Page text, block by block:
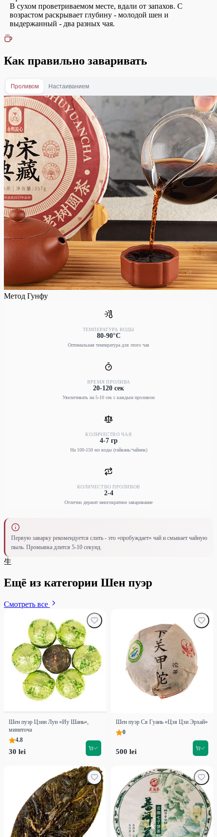
В сухом проветриваемом месте, вдали от запахов. С
возрастом раскрывает глубину - молодой шен и
выдержанный - два разных чая.
Как правильно заваривать
Проливом Настаиванием
Метод Гунфу
ТЕМПЕРАТУРА ВОДЫ
80-90°C
Оптимальная температура для этого чая
ВРЕМЯ ПРОЛИВА
20-120 сек
Увеличивать на 5-10 сек с каждым проливом
КОЛИЧЕСТВО ЧАЯ
4-7 гр
На 100-150 мл воды (гайвань/чайник)
КОЛИЧЕСТВО ПРОЛИВОВ
2-4
Отлично держит многократное заваривание
Первую заварку рекомендуется слить - это «пробуждает» чай и смывает чайную
пыль. Промывка длится 5-10 секунд.
生
Ещё из категории Шен пуэр
Смотреть все
Шен пуэр Цзин Лун «Иу Шань»,
миниточа
4.8
30 lei
Шен пуэр Ся Гуань «Цзя Цзи Эрхай»
0
500 lei